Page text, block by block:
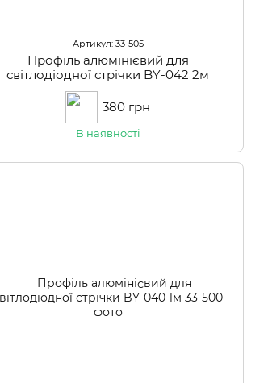
Артикул: 33-505
Профіль алюмінієвий для
світлодіодної стрічки BY-042 2м
380 грн
В наявності